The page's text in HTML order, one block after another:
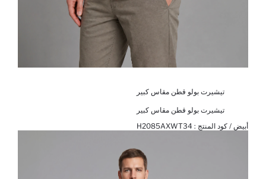
تيشيرت بولو قطن مقاس كبير
تيشيرت بولو قطن مقاس كبير
أبيض / كود المنتج : H2085AXWT34